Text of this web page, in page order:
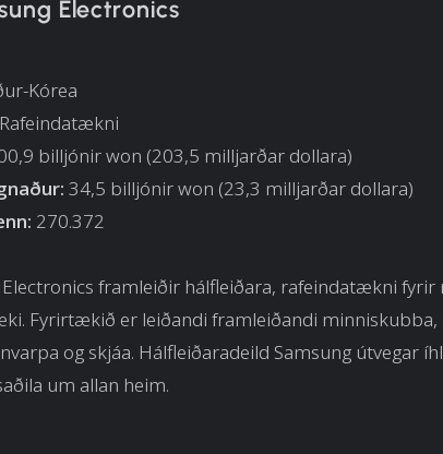
Electronics
Kórea
billjónir won (203,5 milljarðar dollara)
34,5 billjónir won (23,3 milljarðar dollara)
270.372
Electronics framleiðir hálfleiðara, rafeindatækni fyrir
Fyrirtækið er leiðandi framleiðandi minniskubba,
og skjáa. Hálfleiðaradeild Samsung útvegar
um allan heim.